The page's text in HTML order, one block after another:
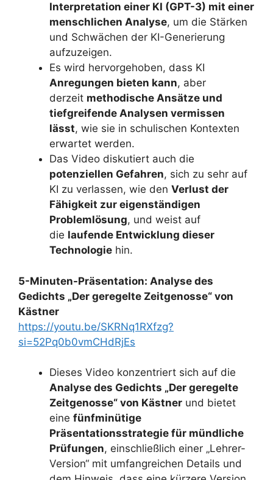
Interpretation einer KI (GPT-3) mit einer
menschlichen Analyse, um die Stärken
und Schwächen der KI-Generierung
aufzuzeigen.
Es wird hervorgehoben, dass KI
Anregungen bieten kann, aber
derzeit methodische Ansätze und
tiefgreifende Analysen vermissen
lässt, wie sie in schulischen Kontexten
erwartet werden.
Das Video diskutiert auch die
potenziellen Gefahren, sich zu sehr auf
KI zu verlassen, wie den Verlust der
Fähigkeit zur eigenständigen
Problemlösung, und weist auf
die laufende Entwicklung dieser
Technologie hin.
5-Minuten-Präsentation: Analyse des
Gedichts „Der geregelte Zeitgenosse“ von
Kästner
https://youtu.be/SKRNq1RXfzg?
si=52Pq0b0vmCHdRjEs
Dieses Video konzentriert sich auf die
Analyse des Gedichts „Der geregelte
Zeitgenosse“ von Kästner und bietet
eine fünfminütige
Präsentationsstrategie für mündliche
Prüfungen, einschließlich einer „Lehrer-
Version“ mit umfangreichen Details und